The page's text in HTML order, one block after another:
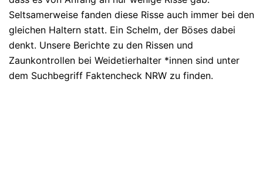
Seltsamerweise fanden diese Risse auch immer bei den
gleichen Haltern statt. Ein Schelm, der Böses dabei
denkt. Unsere Berichte zu den Rissen und
Zaunkontrollen bei Weidetierhalter *innen sind unter
dem Suchbegriff Faktencheck NRW zu finden.